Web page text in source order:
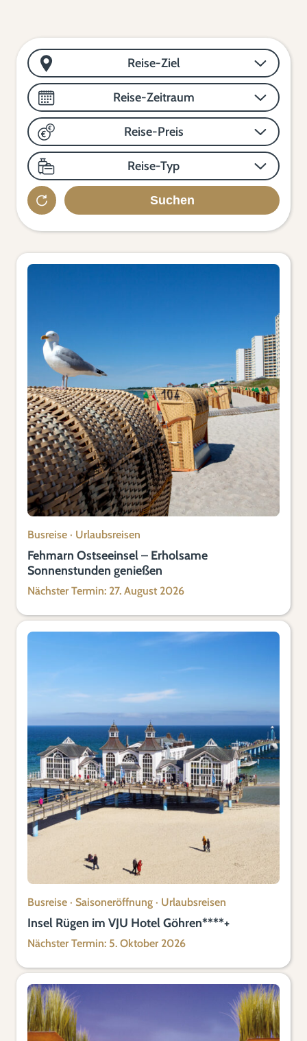
Reise-Ziel
Reise-Zeitraum
Reise-Preis
Reise-Typ
Suchen
Busreise · Urlaubsreisen
Fehmarn Ostseeinsel – Erholsame
Sonnenstunden genießen
Nächster Termin: 27. August 2026
Busreise · Saisoneröffnung · Urlaubsreisen
Insel Rügen im VJU Hotel Göhren****+
Nächster Termin: 5. Oktober 2026